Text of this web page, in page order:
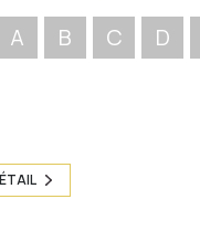
A B C D